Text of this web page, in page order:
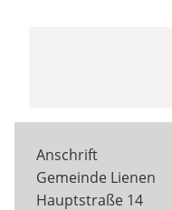
Anschrift
Gemeinde Lienen
Hauptstraße 14